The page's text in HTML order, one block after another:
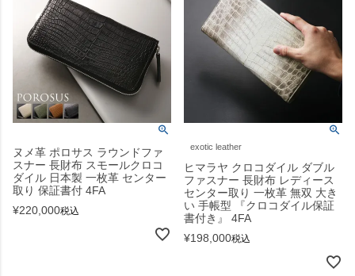
ヌメ革 ポロサス ラウンドファ
スナー 長財布 スモールクロコ
ダイル 日本製 一枚革 センター
取り 保証書付 4FA
¥220,000税込
exotic leather
ヒマラヤ クロコダイル ダブル
ファスナー 長財布 レディース
センター取り 一枚革 無双 大き
い 手帳型 『クロコダイル保証
書付き』 4FA
¥198,000税込